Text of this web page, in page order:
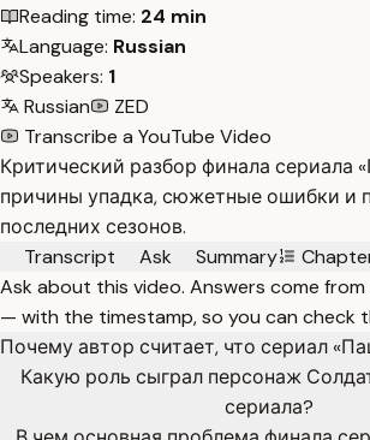
Reading time: 24 min
Language: Russian
Speakers: 1
Russian
ZED
Transcribe a YouTube Video
Критический разбор финала сериала
причины упадка, сюжетные ошибки и
последних сезонов.
Transcript
Ask Summary
Ask about this video. Answers come
— with the timestamp, so you can check
Почему автор считает, что сериал
Какую роль сыграл персонаж
сериала?